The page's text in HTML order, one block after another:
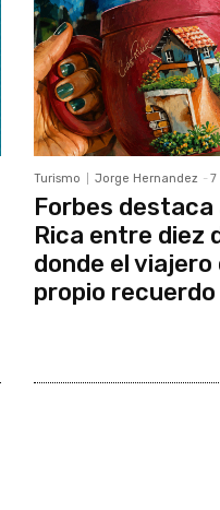
Turismo Jorge Hernandez - 7
Forbes destaca
Rica entre diez
donde el viajero
propio recuerdo